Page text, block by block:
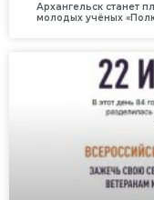
Архангельск станет
молодых учёных